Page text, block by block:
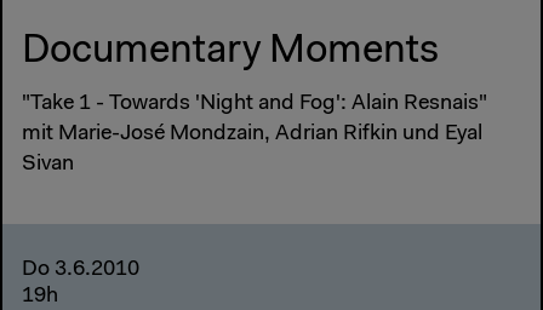
Documentary Moments
"Take 1 - Towards 'Night and Fog': Alain Resnais"
mit Marie-José Mondzain, Adrian Rifkin und Eyal
Sivan
Do 3.6.2010
19h